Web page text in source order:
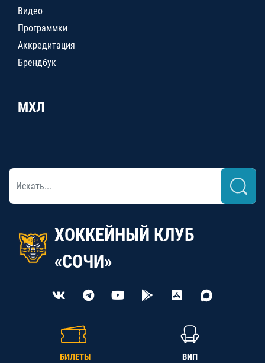
Видео
Программки
Аккредитация
Брендбук
МХЛ
ХОККЕЙНЫЙ КЛУБ
«СОЧИ»
БИЛЕТЫ ВИП